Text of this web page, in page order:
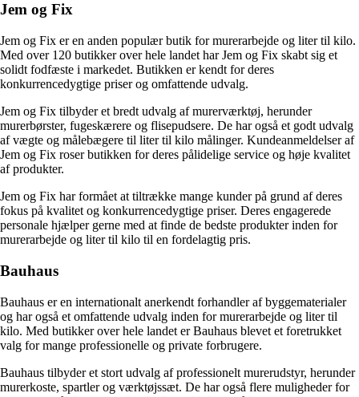
Jem og Fix
Jem og Fix er en anden populær butik for murerarbejde og liter til kilo.
Med over 120 butikker over hele landet har Jem og Fix skabt sig et
solidt fodfæste i markedet. Butikken er kendt for deres
konkurrencedygtige priser og omfattende udvalg.
Jem og Fix tilbyder et bredt udvalg af murerværktøj, herunder
murerbørster, fugeskærere og flisepudsere. De har også et godt udvalg
af vægte og målebægere til liter til kilo målinger. Kundeanmeldelser af
Jem og Fix roser butikken for deres pålidelige service og høje kvalitet
af produkter.
Jem og Fix har formået at tiltrække mange kunder på grund af deres
fokus på kvalitet og konkurrencedygtige priser. Deres engagerede
personale hjælper gerne med at finde de bedste produkter inden for
murerarbejde og liter til kilo til en fordelagtig pris.
Bauhaus
Bauhaus er en internationalt anerkendt forhandler af byggematerialer
og har også et omfattende udvalg inden for murerarbejde og liter til
kilo. Med butikker over hele landet er Bauhaus blevet et foretrukket
valg for mange professionelle og private forbrugere.
Bauhaus tilbyder et stort udvalg af professionelt murerudstyr, herunder
murerkoste, spartler og værktøjssæt. De har også flere muligheder for